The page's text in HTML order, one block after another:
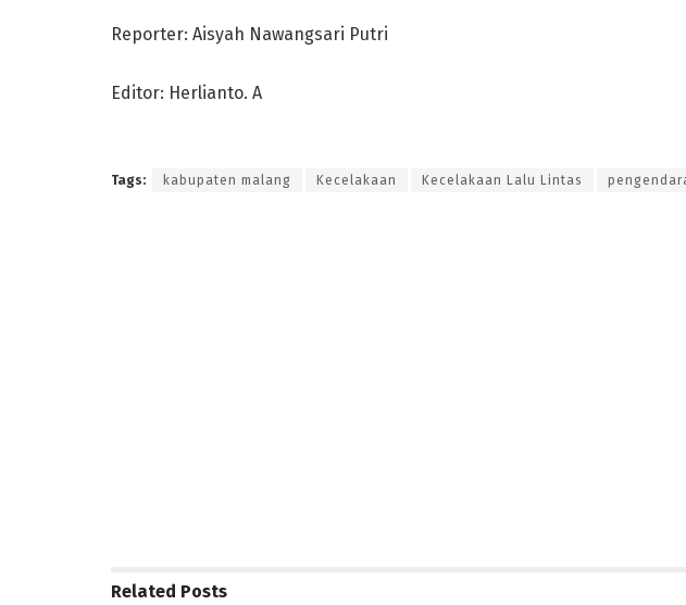
Reporter: Aisyah Nawangsari Putri
Editor: Herlianto. A
Tags: kabupaten malang Kecelakaan Kecelakaan Lalu Lintas
Related Posts